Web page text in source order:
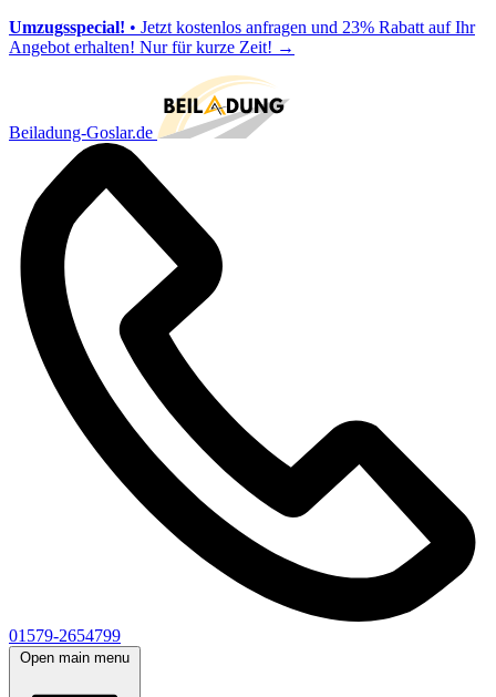
Umzugsspecial! • Jetzt kostenlos anfragen und 23% Rabatt auf Ihr
Angebot erhalten! Nur für kurze Zeit! →
Beiladung-Goslar.de
01579-2654799
Open main menu